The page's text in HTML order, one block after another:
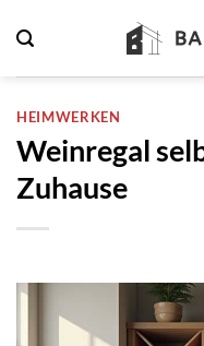
Inhalt
springen
HEIMWERKEN
Weinregal
Zuhause